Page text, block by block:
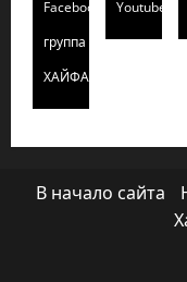
Facebook
группа
ХАЙФАИНФО
Youtube
В начало сайта